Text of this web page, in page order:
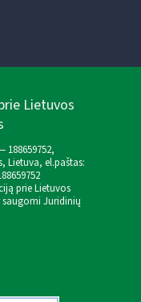
Lietuvos
Lietuva, el.paštas:
prie Lietuvos
Juridinių